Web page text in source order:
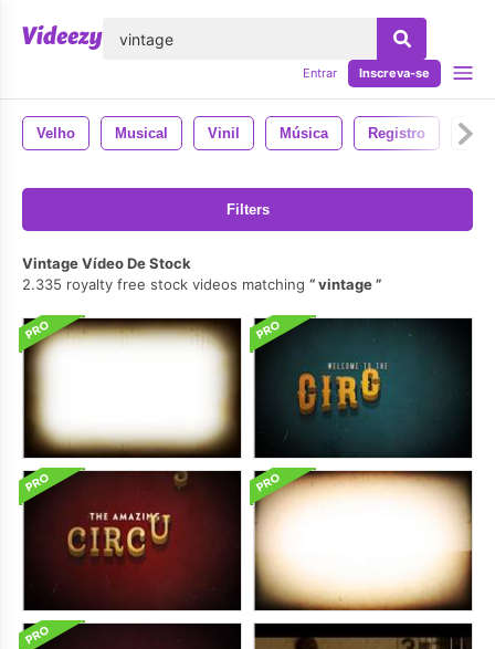
Entrar Inscreva-se
Velho Musical Vinil Música Registro
Filters
Vintage Vídeo De Stock
2.335 royalty free stock videos matching
vintage